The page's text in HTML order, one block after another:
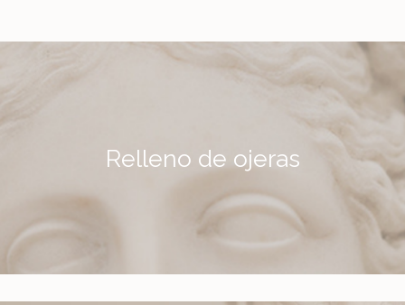
Relleno de ojeras
Más información